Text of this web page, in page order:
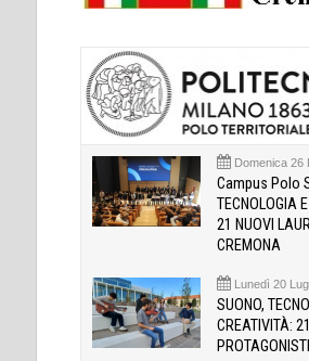
Domenica 26
Campus Polo
TECNOLOGIA
21 NUOVI
CREMONA
Lunedì 20
SUONO,
CREATIVITÀ: